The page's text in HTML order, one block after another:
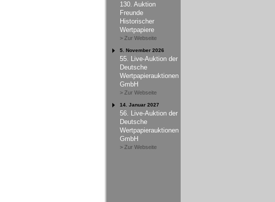
130. Auktion
Freunde
Historischer
Wertpapiere
> Zur Webseite
5. November 2026
55. Live-Auktion der
Deutsche
Wertpapierauktionen
GmbH
> Zur Webseite
14. Januar 2027
56. Live-Auktion der
Deutsche
Wertpapierauktionen
GmbH
> Zur Webseite